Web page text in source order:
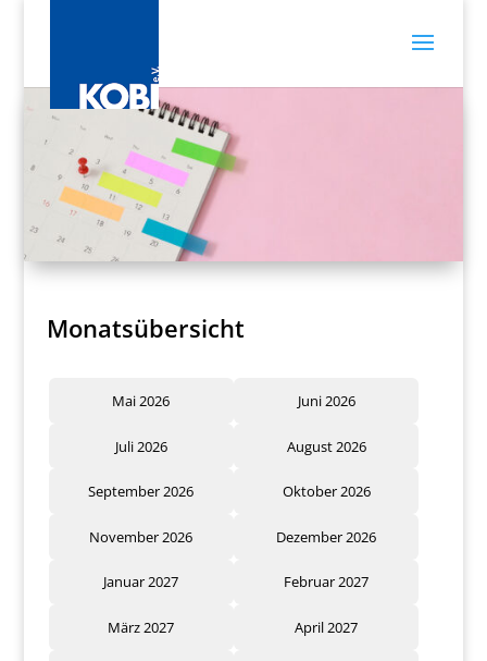
Monatsübersicht
Mai 2026 Juni 2026
Juli 2026 August 2026
September 2026 Oktober 2026
November 2026 Dezember 2026
Januar 2027 Februar 2027
März 2027 April 2027